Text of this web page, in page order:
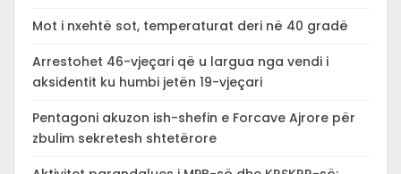
Mot i nxehtë sot, temperaturat deri në 40 gradë
Arrestohet 46-vjeçari që u largua nga vendi i
aksidentit ku humbi jetën 19-vjeçari
Pentagoni akuzon ish-shefin e Forcave Ajrore për
zbulim sekretesh shtetërore